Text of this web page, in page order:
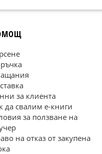
за клиента
да свалим е-книги
за ползване на
на отказ от закупена